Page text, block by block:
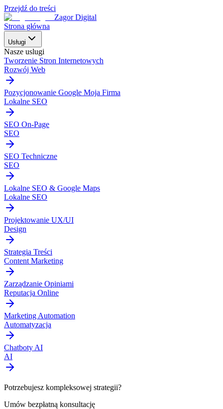
Przejdź do treści
Zagor Digital
Strona główna
Usługi
Nasze uslugi
Tworzenie Stron Internetowych
Rozwój Web
Pozycjonowanie Google Moja Firma
Lokalne SEO
SEO On-Page
SEO
SEO Techniczne
SEO
Lokalne SEO & Google Maps
Lokalne SEO
Projektowanie UX/UI
Design
Strategia Treści
Content Marketing
Zarządzanie Opiniami
Reputacja Online
Marketing Automation
Automatyzacja
Chatboty AI
AI
Potrzebujesz kompleksowej strategii?
Umów bezpłatną konsultację